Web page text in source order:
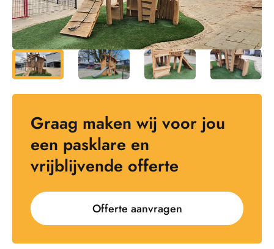
Graag maken wij voor jou
een pasklare en
vrijblijvende offerte
Offerte aanvragen